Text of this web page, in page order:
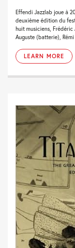
Effendi Jazzlab joue à
deuxième édition du
huit musiciens,
Auguste (batterie),
LEARN MORE